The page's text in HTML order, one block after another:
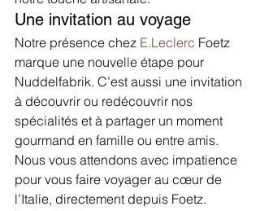
Une invitation au voyage
Notre présence chez E.Leclerc Foetz
marque une nouvelle étape pour
Nuddelfabrik. C’est aussi une invitation
à découvrir ou redécouvrir nos
spécialités et à partager un moment
gourmand en famille ou entre amis.
Nous vous attendons avec impatience
pour vous faire voyager au cœur de
l’Italie, directement depuis Foetz.